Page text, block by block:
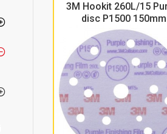
3M Hookit 260L/15
disc P1500 150mm